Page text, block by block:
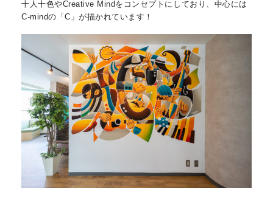
十人十色やCreative Mindをコ ンセプトにしており、中心には
C-mindの「C」が描かれています！